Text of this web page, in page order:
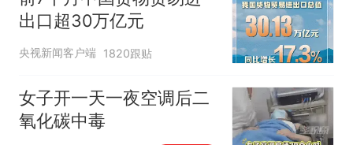
出口超30万亿元
央视新闻客户端 1820跟贴
女子开一天一夜空调后二
氧化碳中毒